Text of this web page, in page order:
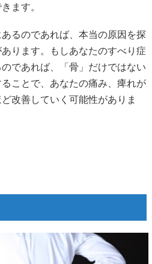
ます。
るのであれば、本当の原因を探
ります。もしあなたのすべり症
であれば、「骨」だけではない
ことで、あなたの痛み、痺れが
改善していく可能性がありま